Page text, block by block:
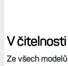
V
Ze všech